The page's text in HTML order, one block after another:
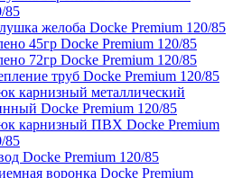
85
желоба Docke Premium 120/85
45гр Docke Premium 120/85
72гр Docke Premium 120/85
труб Docke Premium 120/85
карнизный металлический
Docke Premium 120/85
карнизный ПВХ Docke Premium
85
Docke Premium 120/85
воронка Docke Premium